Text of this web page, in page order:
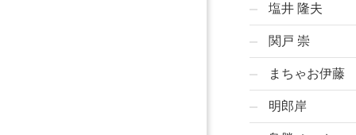
塩井 隆夫
関戸 崇
まちゃお伊藤
明郎岸